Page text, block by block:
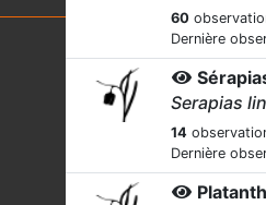
60
Dernière
Serapias
14
Dernière